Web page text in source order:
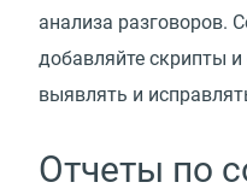
анализа разговоров.
добавляйте скрипты
выявлять и
Отчеты по